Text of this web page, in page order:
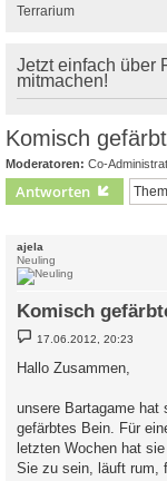
Terrarium
Jetzt einfach über
mitmachen!
Komisch
Moderatoren: Co-
Antworten
ajela
Neuling
Komisch
B
e
i
t
g
17.06.2012, 20:23
Hallo Zusammen,
unsere Bartagame hat
gefärbtes Bein. Für
letzten Wochen hat
Sie zu sein, läuft rum,